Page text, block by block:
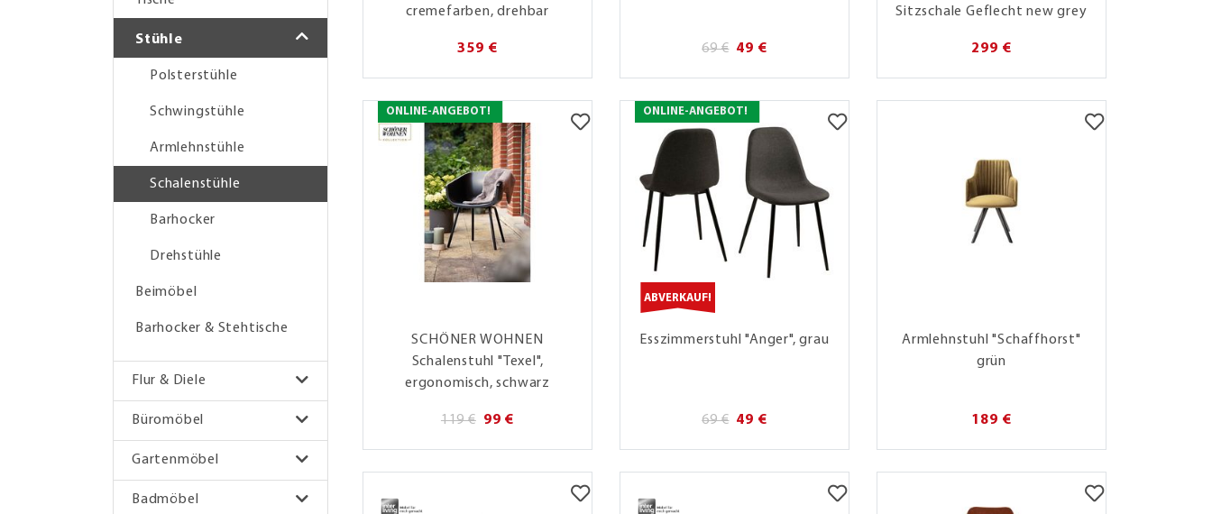
Stühle
Polsterstühle
Schwingstühle
Armlehnstühle
Schalenstühle
Barhocker
Drehstühle
Beimöbel
Barhocker & Stehtische
Flur & Diele
Büromöbel
Gartenmöbel
Badmöbel
cremefarben, drehbar
359 € 69 € 49 €
Sitzschale Geflecht new grey
299 €
ONLINE-ANGEBOT!
SCHÖNER WOHNEN
Schalenstuhl "Texel",
ergonomisch, schwarz
119 € 99 €
ONLINE-ANGEBOT!
ABVERKAUF!
Esszimmerstuhl "Anger", grau
69 € 49 €
Armlehnstuhl "Schaffhorst"
grün
189 €